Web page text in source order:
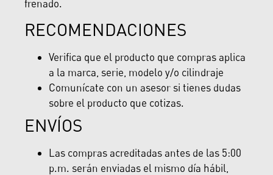
frenado.
RECOMENDACIONES
Verifica que el producto que compras aplica
a la marca, serie, modelo y/o cilindraje
Comunícate con un asesor si tienes dudas
sobre el producto que cotizas.
ENVÍOS
Las compras acreditadas antes de las 5:00
p.m. serán enviadas el mismo día hábil,